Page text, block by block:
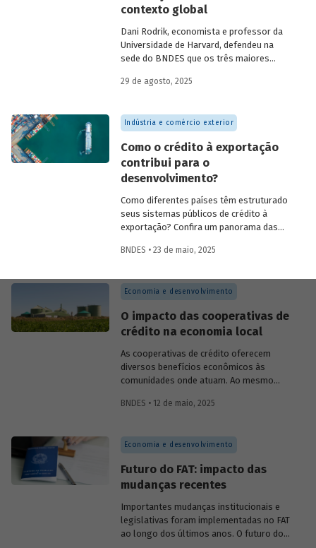
como: Acción Internacional, Banco
(BID), Inter-American Foundation e
Women’s World Banking.
contexto global
Dani Rodrik, economista e professor da
Universidade de Harvard, defendeu na
sede do BNDES que os três maiores
restauração da classe média e redução da
mudanças estruturais. Conheça seus
argumentos.
29 de agosto, 2025
Indústria e comércio exterior
Como o crédito à exportação
contribui para o
desenvolvimento?
Como diferentes países têm estruturado
seus sistemas públicos de crédito à
exportação? Confira um panorama das
entenda como esses sistemas
econômico, a inovação e a inserção
competitiva no mercado global.
BNDES • 23 de maio, 2025
Economia e desenvolvimento
O impacto das cooperativas de
crédito na economia local
As cooperativas de crédito oferecem
diversos benefícios econômicos às
comunidades onde atuam. Ao mesmo
arrecadação e produtividade; reduzem
Conversamos com o pesquisador da Fipe,
dessas cooperativas na economia local.
BNDES • 12 de maio, 2025
Economia e desenvolvimento
Futuro do FAT: impacto das
mudanças recentes
Importantes mudanças institucionais e
legislativas foram implementadas no FAT
ao longo dos últimos anos. O futuro do